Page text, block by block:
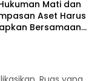
Mati dan
Aset Harus
Bersamaan